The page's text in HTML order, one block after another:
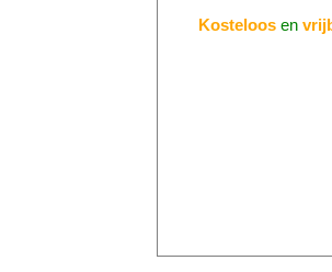
Kosteloosen